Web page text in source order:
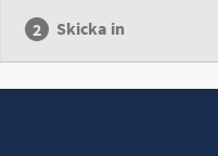
Skicka in